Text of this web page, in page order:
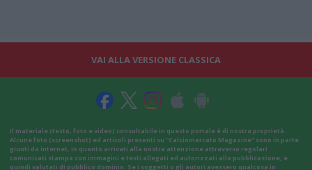
VAI ALLA VERSIONE CLASSICA
Il materiale (testo, foto e video) consultabile in questo portale è di nostra proprietà.
Alcune foto (screenshot) ed articoli presenti su "Calciomercato Magazine" sono in parte
giunti da internet, in quanto arrivati alla nostra attenzione attraverso regolari
comunicati stampa con immagini e testi allegati ed autorizzati alla pubblicazione, e
quindi valutati di pubblico dominio. Se i soggetti o gli autori avessero qualcosa in